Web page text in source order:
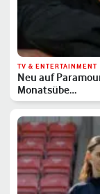
TV & ENTERTAINMENT
Neu auf
Monatsübe…